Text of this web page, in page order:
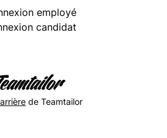
employé
candidat
de Teamtailor